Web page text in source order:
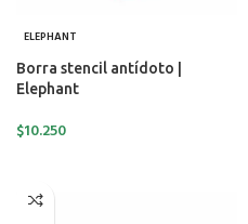
ELEPHANT
Borra stencil antídoto |
Elephant
$10.250